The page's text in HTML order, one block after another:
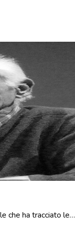
che ha tracciato le…